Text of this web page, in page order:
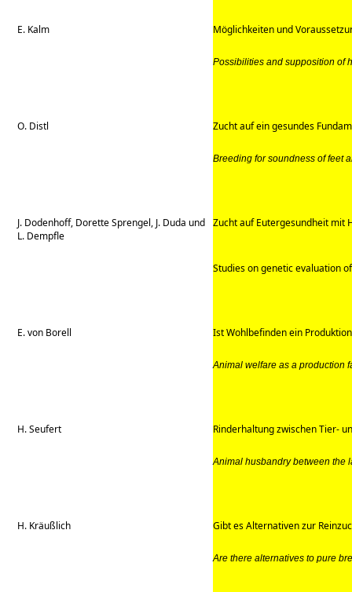
E. Kalm Möglichkeiten und
Possibilities and supposition of
O. Distl Zucht auf ein gesundes
Breeding for soundness of feet
J. Dodenhoff, Dorette Sprengel, J. Duda und
L. Dempfle
Zucht auf Eutergesundheit mit
Studies on genetic evaluation
E. von Borell Ist Wohlbefinden ein
Animal welfare as a production
H. Seufert Rinderhaltung zwischen Tier-
Animal husbandry between the
H. Kräußlich Gibt es Alternativen zur
Are there alternatives to pure